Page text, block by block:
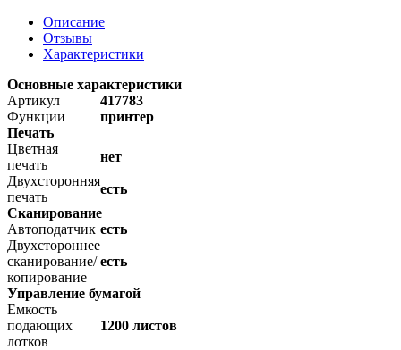
Описание
Отзывы
Характеристики
Основные характеристики
Артикул
417783
Функции
принтер
Печать
Цветная
печать
нет
Двухсторонняя
печать
есть
Сканирование
Автоподатчик есть
Двухстороннее
сканирование/
копирование
есть
Управление бумагой
Емкость
подающих
лотков
1200 листов